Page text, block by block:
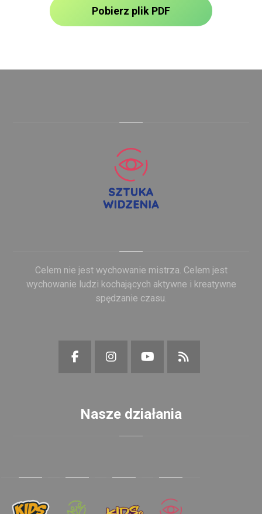
Pobierz plik PDF
Celem nie jest wychowanie mistrza. Celem jest
wychowanie ludzi kochających aktywne i kreatywne
spędzanie czasu.
Nasze działania